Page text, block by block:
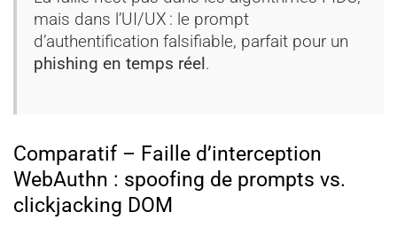
mais dans l’UI/UX : le prompt
d’authentification falsifiable, parfait pour un
phishing en temps réel.
Comparatif – Faille d’interception
WebAuthn : spoofing de prompts vs.
clickjacking DOM